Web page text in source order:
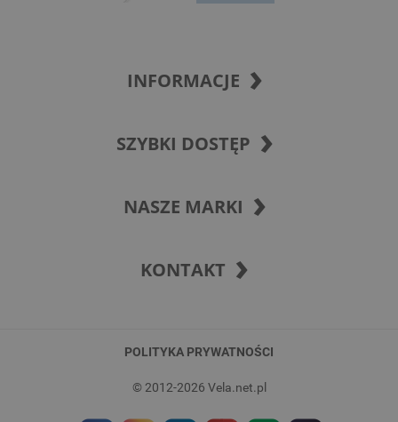
INFORMACJE
SZYBKI DOSTĘP
NASZE MARKI
KONTAKT
POLITYKA PRYWATNOŚCI
© 2012-2026 Vela.net.pl